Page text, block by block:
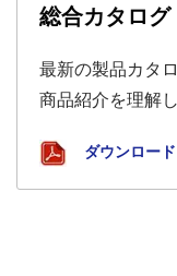
総合カタログ
最新の製品カタ
商品紹介を理解
ダウンロード